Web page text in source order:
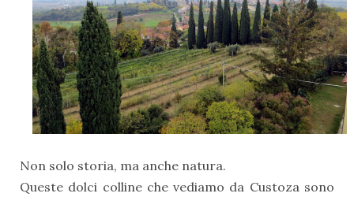
Non solo storia, ma anche natura.
Queste dolci colline che vediamo da Custoza sono